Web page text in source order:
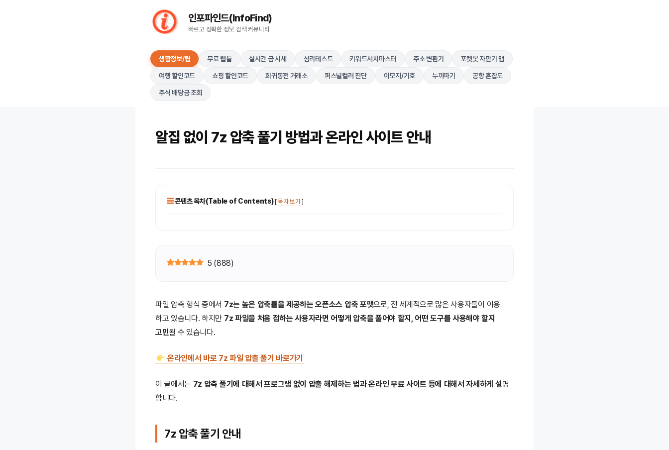
인포파인드(InfoFind)​​​​
빠르고 정확한 정보 검색 커뮤니티
생활정보/팁 무료 웹툴 실시간 금 시세 심리테스트 키워드서치마스터 주소 변환기 포켓못 자판기 맵
여행 할인코드 쇼핑 할인코드 희귀동전 거래소 퍼스널컬러 진단 이모지/기호 누끼따기 공항 혼잡도
주식 배당금 조회
알집 없이 7z 압축 풀기 방법과 온라인 사이트 안내
콘텐츠 목차(Table of Contents)[목차 보기 ]
5 (888)
파일 압축 형식 중에서 7z는 높은 압축률을 제공하는 오픈소스 압축 포맷으로, 전 세계적으로 많은 사용자들이 이용
하고 있습니다. 하지만 7z 파일을 처음 접하는 사용자라면 어떻게 압축을 풀어야 할지, 어떤 도구를 사용해야 할지
고민될 수 있습니다.
온라인에서 바로 7z 파일 압출 풀기 바로가기
이 글에서는 7z 압축 풀기에 대해서 프로그램 없이 압출 해제하는 법과 온라인 무료 사이트 등에 대해서 자세하게 설명
합니다.
7z 압축 풀기 안내